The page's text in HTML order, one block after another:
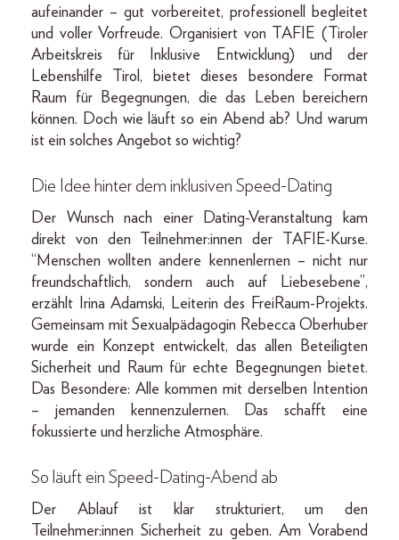
aufeinander – gut vorbereitet, professionell begleitet
und voller Vorfreude. Organisiert von TAFIE (Tiroler
Arbeitskreis für Inklusive Entwicklung) und der
Lebenshilfe Tirol, bietet dieses besondere Format
Raum für Begegnungen, die das Leben bereichern
können. Doch wie läuft so ein Abend ab? Und warum
ist ein solches Angebot so wichtig?
Die Idee hinter dem inklusiven Speed-Dating
Der Wunsch nach einer Dating-Veranstaltung kam
direkt von den Teilnehmer:innen der TAFIE-Kurse.
“Menschen wollten andere kennenlernen – nicht nur
freundschaftlich, sondern auch auf Liebesebene”,
erzählt Irina Adamski, Leiterin des FreiRaum-Projekts.
Gemeinsam mit Sexualpädagogin Rebecca Oberhuber
wurde ein Konzept entwickelt, das allen Beteiligten
Sicherheit und Raum für echte Begegnungen bietet.
Das Besondere: Alle kommen mit derselben Intention
– jemanden kennenzulernen. Das schafft eine
fokussierte und herzliche Atmosphäre.
So läuft ein Speed-Dating-Abend ab
Der Ablauf ist klar strukturiert, um den
Teilnehmer:innen Sicherheit zu geben. Am Vorabend